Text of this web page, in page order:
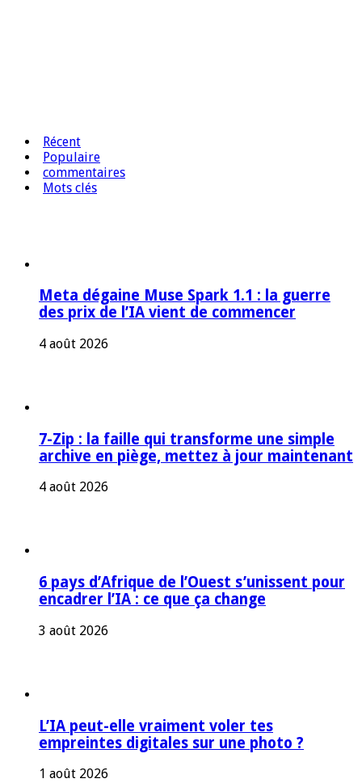
Récent
Populaire
commentaires
Mots clés
Meta dégaine Muse Spark 1.1 : la guerre
des prix de l’IA vient de commencer
4 août 2026
7-Zip : la faille qui transforme une simple
archive en piège, mettez à jour maintenant
4 août 2026
6 pays d’Afrique de l’Ouest s’unissent pour
encadrer l’IA : ce que ça change
3 août 2026
L’IA peut-elle vraiment voler tes
empreintes digitales sur une photo ?
1 août 2026